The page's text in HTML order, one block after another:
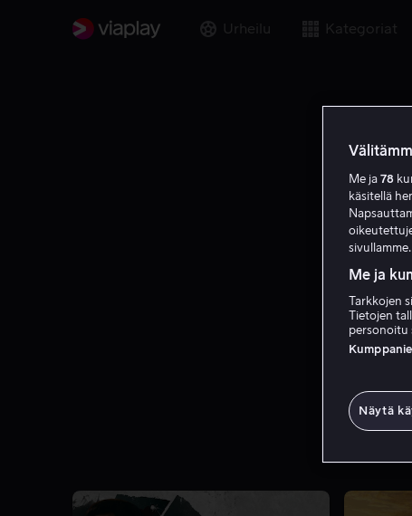
Urheilu Kategoriat
Me ja 78
käsitellä
Me ja
Tarkkojen
Tietojen
personoitu
Näytä